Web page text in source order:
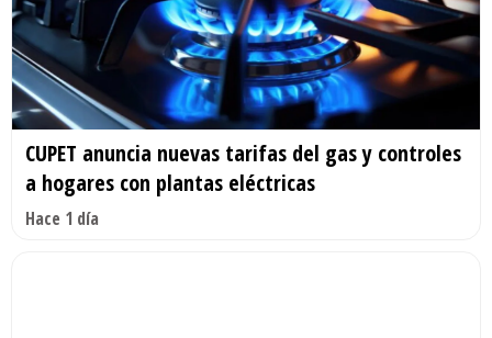
CUPET anuncia nuevas tarifas del gas y controles
a hogares con plantas eléctricas
Hace 1 día